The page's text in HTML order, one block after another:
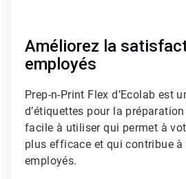
Améliorez la
employés
Prep-n-Print Flex d’Ecolab est
d’étiquettes pour la
facile à utiliser qui permet à
plus efficace et qui contribue
employés.